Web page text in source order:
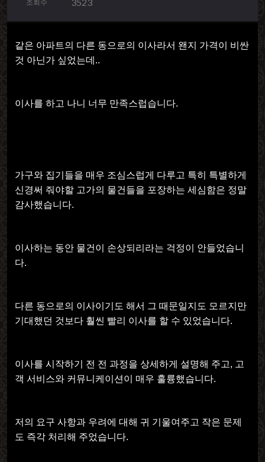
조회수
같은 아파트의 다른 동으로의 이사라서 왠지 가격이 비싼
것 아닌가 싶었는데..
이사를 하고 나니 너무 만족스럽습니다.
가구와 집기들을 매우 조심스럽게 다루고 특히 특별하게
신경써 줘야할 고가의 물건들을 포장하는 세심함은 정말
감사했습니다.
이사하는 동안 물건이 손상되리라는 걱정이 안들었습니
다.
다른 동으로의 이사이기도 해서 그 때문일지도 모르지만
기대했던 것보다 훨씬 빨리 이사를 할 수 있었습니다.
이사를 시작하기 전 전 과정을 상세하게 설명해 주고, 고
객 서비스와 커뮤니케이션이 매우 훌륭했습니다.
저의 요구 사항과 우려에 대해 귀 기울여주고 작은 문제
도 즉각 처리해 주었습니다.